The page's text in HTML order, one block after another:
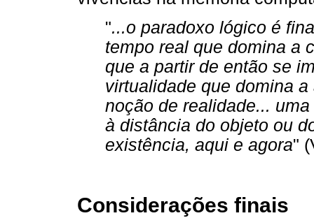
"...o paradoxo lógico é
tempo real que domina a
que a partir de então se
virtualidade que domina
noção de realidade...
à distância do objeto ou
existência, aqui e agora"
Considerações finais